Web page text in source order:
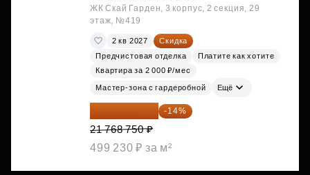
ЖК Скай Гарден, 3 корпус, 2 секция, 29
этаж, №419
2 кв 2027
Скидка
Предчистовая отделка
Платите как хотите
Квартира за 2 000 ₽/мес
Мастер-зона с гардеробной Ещё
18 721 125 ₽ -14%
21 768 750 ₽
499 230 ₽ за м²